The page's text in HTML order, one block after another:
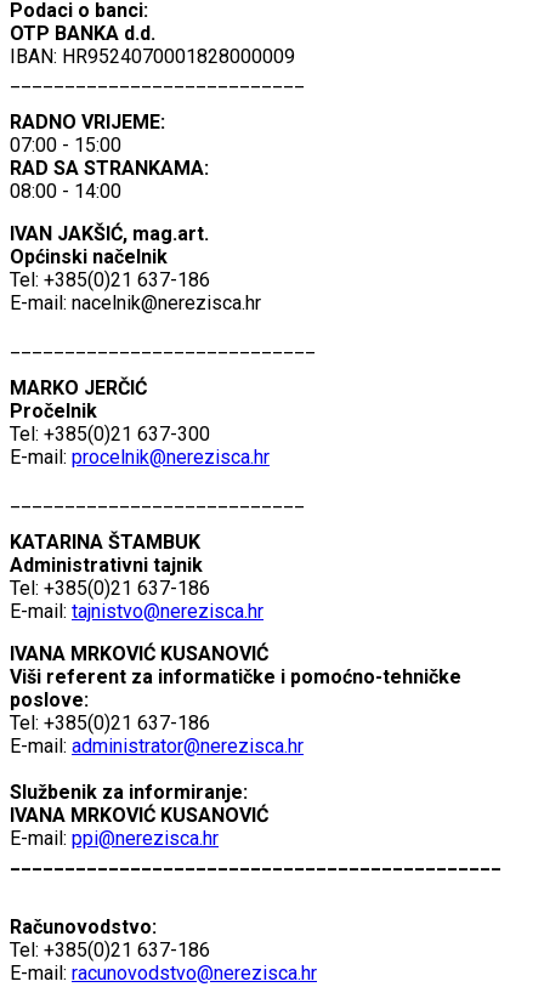
Podaci o banci:
OTP BANKA d.d.
IBAN: HR9524070001828000009
RADNO VRIJEME:
07:00 - 15:00
RAD SA STRANKAMA:
08:00 - 14:00
IVAN JAKŠIĆ, mag.art.
Općinski načelnik
Tel: +385(0)21 637-186
E-mail: nacelnik@nerezisca.hr
MARKO JERČIĆ
Pročelnik
Tel: +385(0)21 637-300
E-mail: procelnik@nerezisca.hr
KATARINA ŠTAMBUK
Administrativni tajnik
Tel: +385(0)21 637-186
E-mail: tajnistvo@nerezisca.hr
IVANA MRKOVIĆ KUSANOVIĆ
Viši referent za informatičke i pomoćno-tehničke
poslove:
Tel: +385(0)21 637-186
E-mail: administrator@nerezisca.hr
Službenik za informiranje:
IVANA MRKOVIĆ KUSANOVIĆ
E-mail: ppi@nerezisca.hr
Računovodstvo:
Tel: +385(0)21 637-186
E-mail: racunovodstvo@nerezisca.hr